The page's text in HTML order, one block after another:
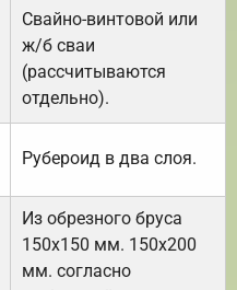
Свайно-винтовой или
ж/б сваи
(рассчитываются
отдельно).
Рубероид в два слоя.
Из обрезного бруса
150х150 мм. 150х200
мм. согласно